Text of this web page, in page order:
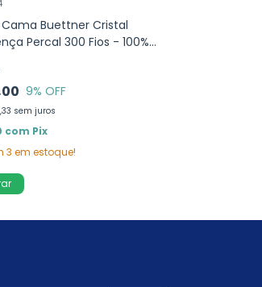
Buettner Cristal
Percal 300 Fios - 100%
9% OFF
sem juros
com Pix
3 em estoque!